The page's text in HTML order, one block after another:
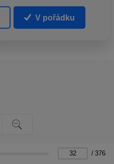
/ 376
V pořádku